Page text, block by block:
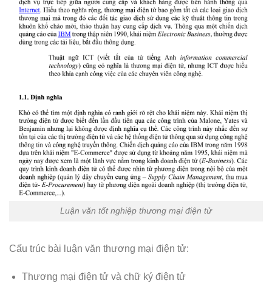
Luận văn tốt nghiệp thương mại điện tử
Cấu trúc bài luận văn thương mại điện tử:
Thương mại điện tử và chữ ký điện tử